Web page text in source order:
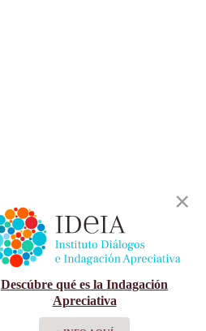
Descúbre qué es la Indagación
Apreciativa